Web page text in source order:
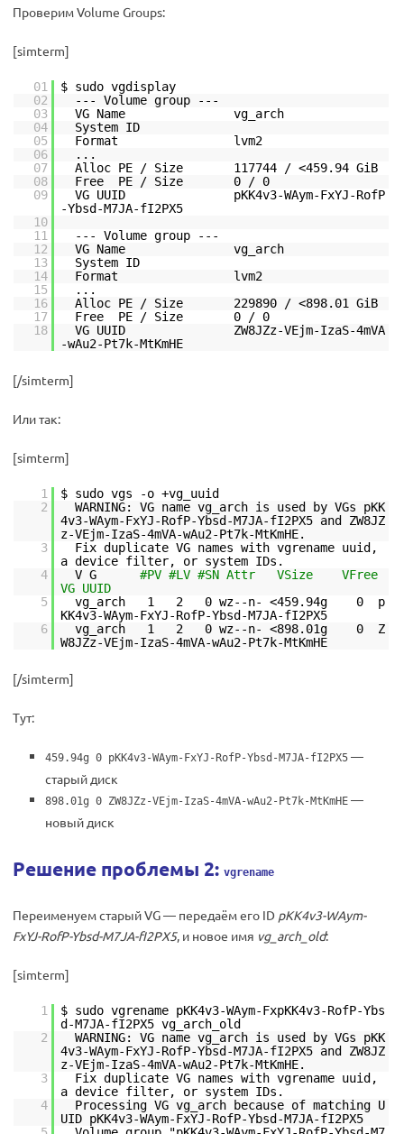
Проверим Volume Groups:
[simterm]
01
$ sudo vgdisplay
02
--- Volume group ---
03
VG Name vg_arch
04
System ID
05
Format lvm2
06
...
07
Alloc PE / Size 117744 / <459.94 GiB
08
Free PE / Size 0 / 0
09
VG UUID pKK4v3-WAym-FxYJ-RofP
-Ybsd-M7JA-fI2PX5
10
11
--- Volume group ---
12
VG Name vg_arch
13
System ID
14
Format lvm2
15
...
16
Alloc PE / Size 229890 / <898.01 GiB
17
Free PE / Size 0 / 0
18
VG UUID ZW8JZz-VEjm-IzaS-4mVA
-wAu2-Pt7k-MtKmHE
[/simterm]
Или так:
[simterm]
1
$ sudo vgs -o +vg_uuid
2
WARNING: VG name vg_arch is used by VGs pKK
4v3-WAym-FxYJ-RofP-Ybsd-M7JA-fI2PX5 and ZW8JZ
z-VEjm-IzaS-4mVA-wAu2-Pt7k-MtKmHE.
3
Fix duplicate VG names with vgrename uuid,
a device filter, or system IDs.
4
V G #PV #LV #SN Attr VSize VFree
VG UUID
5
vg_arch 1 2 0 wz--n- <459.94g 0 p
KK4v3-WAym-FxYJ-RofP-Ybsd-M7JA-fI2PX5
6
vg_arch 1 2 0 wz--n- <898.01g 0 Z
W8JZz-VEjm-IzaS-4mVA-wAu2-Pt7k-MtKmHE
[/simterm]
Тут:
459.94g 0 pKK4v3-WAym-FxYJ-RofP-Ybsd-M7JA-fI2PX5 —
старый диск
898.01g 0 ZW8JZz-VEjm-IzaS-4mVA-wAu2-Pt7k-MtKmHE —
новый диск
Решение проблемы 2: vgrename
Переименуем старый VG — передаём его ID pKK4v3-WAym-
FxYJ-RofP-Ybsd-M7JA-fI2PX5, и новое имя vg_arch_old:
[simterm]
1
$ sudo vgrename pKK4v3-WAym-FxpKK4v3-RofP-Ybs
d-M7JA-fI2PX5 vg_arch_old
2
WARNING: VG name vg_arch is used by VGs pKK
4v3-WAym-FxYJ-RofP-Ybsd-M7JA-fI2PX5 and ZW8JZ
z-VEjm-IzaS-4mVA-wAu2-Pt7k-MtKmHE.
3
Fix duplicate VG names with vgrename uuid,
a device filter, or system IDs.
4
Processing VG vg_arch because of matching U
UID pKK4v3-WAym-FxYJ-RofP-Ybsd-M7JA-fI2PX5